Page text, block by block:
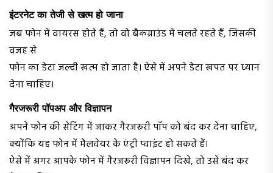
इंटरनेट का तेजी से खत्म हो जाना
जब फोन में वायरस होते हैं, तो वो बैकग्राउंड में चलते रहते हैं, जिसकी
वजह से
फोन का डेटा जल्दी खत्म हो जाता है। ऐसे में अपने डेटा खपत पर ध्यान
देना चाहिए।
गैरजरूरी पॉपअप और विज्ञापन
अपने फोन की सेटिंग में जाकर गैरजरूरी पॉप को बंद कर देना चाहिए,
क्योंकि यह फोन में मैलवेयर के एंट्री प्वाइंट हो सकते हैं।
ऐसे में अगर आपके फोन में गैरजरूरी विज्ञापन दिखे, तो उसे बंद कर